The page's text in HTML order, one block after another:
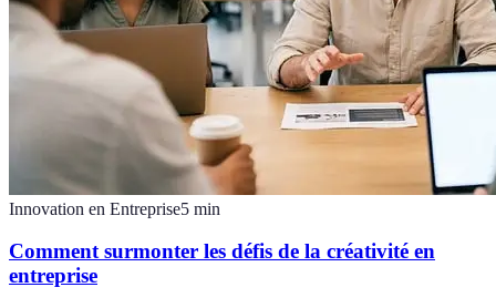
Innovation en Entreprise5 min
Comment surmonter les défis de la créativité en
entreprise